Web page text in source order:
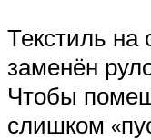
Текстиль на
заменён
Чтобы
слишком